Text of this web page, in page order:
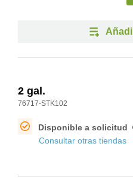
2 gal.
76717-STK102
Disponible a solicitud
Consultar otras tiendas